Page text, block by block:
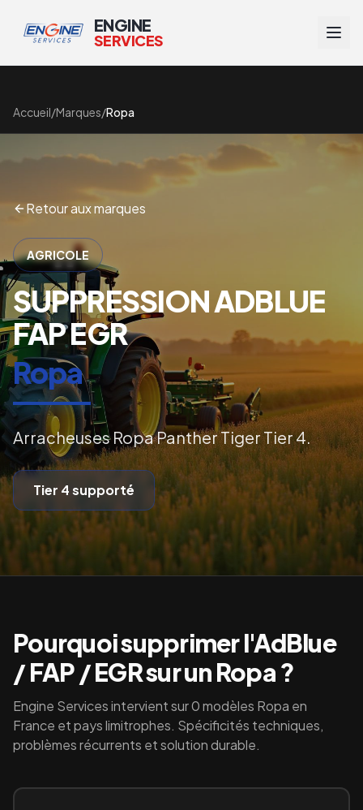
ENGINE
SERVICES
Accueil/Marques/Ropa
Retour aux marques
AGRICOLE
SUPPRESSION ADBLUE
FAP EGR
Ropa
Arracheuses Ropa Panther Tiger Tier 4.
Tier 4supporté
Pourquoi supprimer l'AdBlue
/ FAP / EGR sur unRopa?
Engine Services intervient sur0modèles Ropa en
France et pays limitrophes. Spécificités techniques,
problèmes récurrents et solution durable.